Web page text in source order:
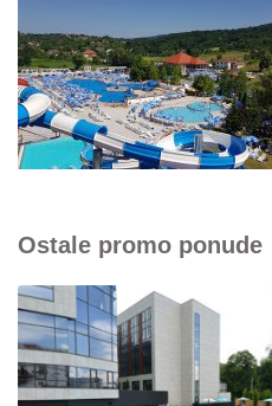
Ostale promo ponude